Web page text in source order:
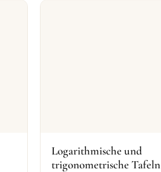
Logarithmische und
trigonometrische Tafeln